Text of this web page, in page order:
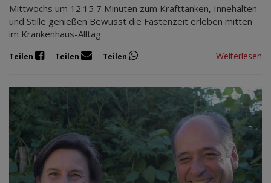
Mittwochs um 12.15 7 Minuten zum Krafttanken, Innehalten
und Stille genießen Bewusst die Fastenzeit erleben mitten
im Krankenhaus-Alltag
Teilen Teilen Teilen Weiterlesen